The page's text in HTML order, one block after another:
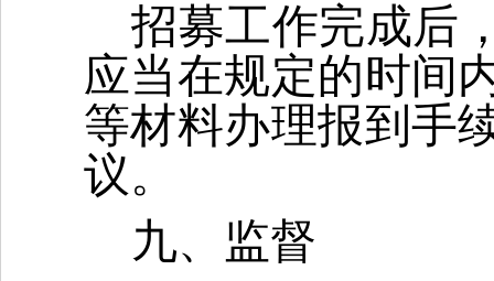
招募工作完成后
应当在规定的时间
等材料办理报到手
议。
九、监督